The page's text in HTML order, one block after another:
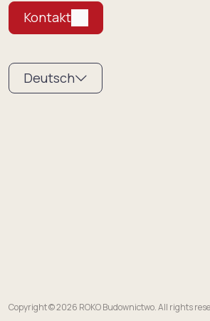
Kontakt
Deutsch
Copyright © 2026 ROKO Budownictwo. All rights